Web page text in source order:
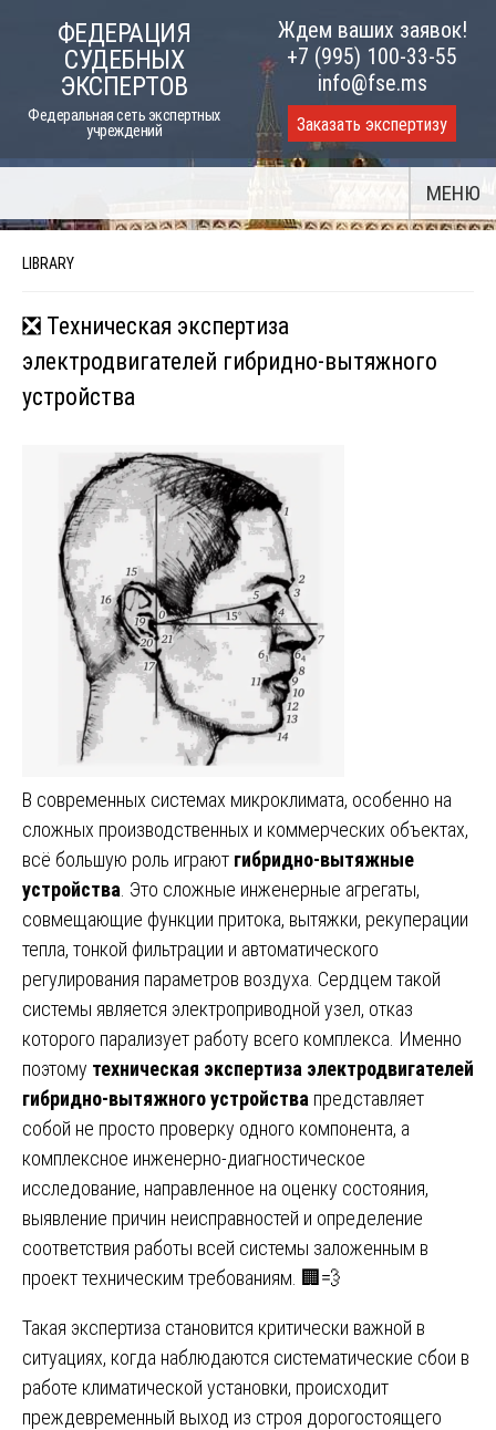
ФЕДЕРАЦИЯ
СУДЕБНЫХ
ЭКСПЕРТОВ
Федеральная сеть экспертных
учреждений
Ждем ваших заявок!
+7 (995) 100-33-55
info@fse.ms
Заказать экспертизу
МЕНЮ
LIBRARY
❎ Техническая экспертиза
электродвигателей гибридно-вытяжного
устройства
В современных системах микроклимата, особенно на
сложных производственных и коммерческих объектах,
всё большую роль играют гибридно-вытяжные
устройства . Это сложные инженерные агрегаты,
совмещающие функции притока, вытяжки, рекуперации
тепла, тонкой фильтрации и автоматического
регулирования параметров воздуха. Сердцем такой
системы является электроприводной узел, отказ
которого парализует работу всего комплекса. Именно
поэтому техническая экспертиза электродвигателей
гибридно-вытяжного устройства представляет
собой не просто проверку одного компонента, а
комплексное инженерно-диагностическое
исследование, направленное на оценку состояния,
выявление причин неисправностей и определение
соответствия работы всей системы заложенным в
проект техническим требованиям. 🏢💨
Такая экспертиза становится критически важной в
ситуациях, когда наблюдаются систематические сбои в
работе климатической установки, происходит
преждевременный выход из строя дорогостоящего